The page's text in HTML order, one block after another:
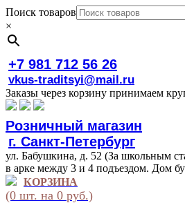
Поиск товаров
×
+7 981 712 56 26
vkus-traditsyi@mail.ru
Заказы через корзину принимаем
Розничный магазин
г. Санкт-Петербург
ул. Бабушкина, д. 52 (За школьным
в арке между 3 и 4 подъездом. Дом
КОРЗИНА
(0 шт. на 0 руб.)